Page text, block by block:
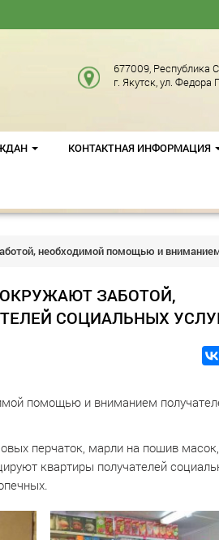
677009, Республика
г. Якутск, ул. Федора
КОНТАКТНАЯ ИНФОРМАЦИЯ
необходимой помощью и
ЗАБОТОЙ,
СОЦИАЛЬНЫХ
помощью и вниманием
перчаток, марли на пошив
квартиры получателей